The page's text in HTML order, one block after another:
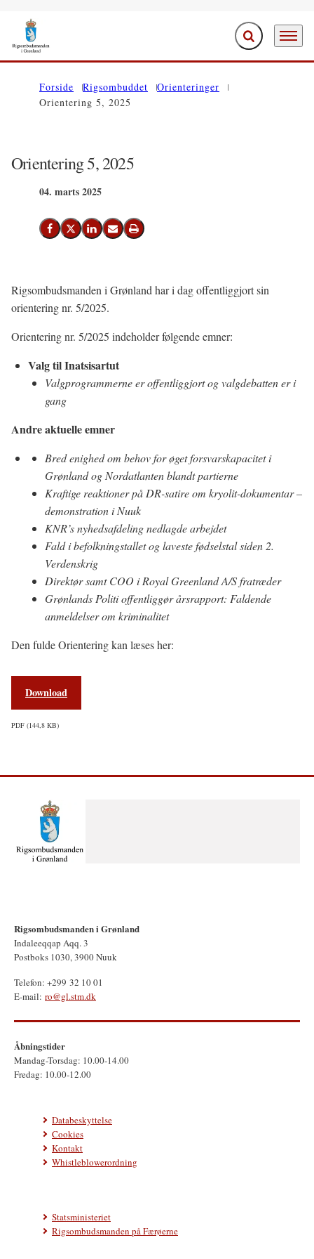
Gå til forsiden Fold søgefelt ud
Menu
Forside Rigsombuddet
Orienteringer
Orientering 5, 2025
Orientering 5, 2025
04. marts 2025
Del på Facebook
Del på X (Twitter)
Del på LinkedIn
Send email
Print
Rigsombudsmanden i Grønland har i dag offentliggjort sin
orientering nr. 5/2025.
Orientering nr. 5/2025 indeholder følgende emner:
Valg til Inatsisartut
Valgprogrammerne er offentliggjort og valgdebatten er i
gang
Andre aktuelle emner
Bred enighed om behov for øget forsvarskapacitet i
Grønland og Nordatlanten blandt partierne
Kraftige reaktioner på DR-satire om kryolit-dokumentar –
demonstration i Nuuk
KNR’s nyhedsafdeling nedlagde arbejdet
Fald i befolkningstallet og laveste fødselstal siden 2.
Verdenskrig
Direktør samt COO i Royal Greenland A/S fratræder
Grønlands Politi offentliggør årsrapport: Faldende
anmeldelser om kriminalitet
Den fulde Orientering kan læses her:
Download
PDF 144,8 KB
Rigsombudsmanden i Grønland
Indaleeqqap Aqq. 3
Postboks 1030, 3900 Nuuk
Telefon: +299 32 10 01
E-mail: ro@gl.stm.dk
Åbningstider
Mandag-Torsdag: 10.00-14.00
Fredag: 10.00-12.00
Databeskyttelse
Cookies
Kontakt
Whistleblowerordning
Statsministeriet
Rigsombudsmanden på Færøerne